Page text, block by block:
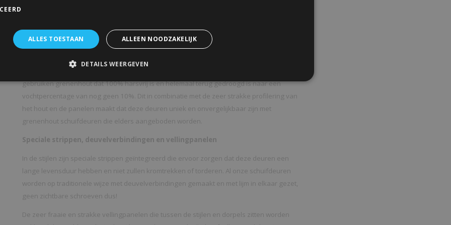
________________________________________
Schuifdeur-totaal.nl onderscheidt zich in het aanbod
gebruiken grenenhout dat 100% harsvrij is en helemaal terug gedroogd is naar een
vochtpercentage van nog geen 10%. Dit in combinatie met de zeer strakke profilering van
het hout en de panelen maakt dat deze deuren uniek en onvergelijkbaar zijn met
grenenhout schuifdeuren die elders aangeboden worden.
Speciale strippen, deuvelverbindingen en vellingpanelen
In de stijlen zijn speciale strippen geïntegreerd die ervoor zorgen dat deze deuren een
lange levensduur hebben en niet zullen kromtrekken of torderen. Al onze schuifdeuren
worden op traditionele wijze met deuvelverbindingen gemaakt en met lijm in elkaar gezet,
geen zichtbare schroeven dus!
De zeer fraaie en strakke vellingpanelen die tussen de stijlen en dorpels zitten worden
ALLES TOESTAAN ALLEEN NOODZAKELIJK
DETAILS WEERGEVEN